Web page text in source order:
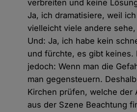
verbreiten und keine
Ja, ich dramatisiere, weil
vielleicht viele andere
Und: Ja, ich habe kein
und fürchte, es gibt keines.
jedoch: Wenn man die
man gegensteuern.
Kirchen prüfen, welche der
aus der Szene Beachtung